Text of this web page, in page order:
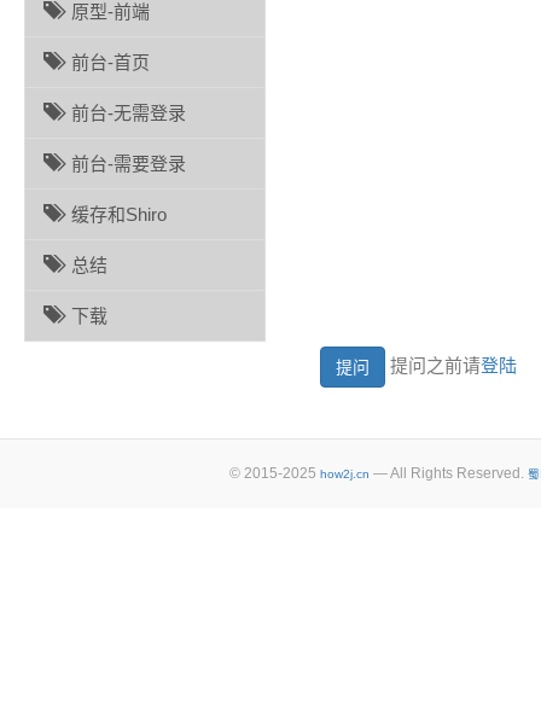
原型-前端
前台-首页
前台-无需登录
前台-需要登录
缓存和Shiro
总结
下载
提问之前请登陆
© 2015-2025 how2j.cn — All Rights Reserved.